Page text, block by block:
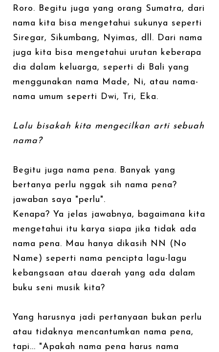
Roro. Begitu juga yang orang Sumatra, dari
nama kita bisa mengetahui sukunya seperti
Siregar, Sikumbang, Nyimas, dll. Dari nama
juga kita bisa mengetahui urutan keberapa
dia dalam keluarga, seperti di Bali yang
menggunakan nama Made, Ni, atau nama-
nama umum seperti Dwi, Tri, Eka.
Lalu bisakah kita mengecilkan arti sebuah
nama?
Begitu juga nama pena. Banyak yang
bertanya perlu nggak sih nama pena?
jawaban saya "perlu".
Kenapa? Ya jelas jawabnya, bagaimana kita
mengetahui itu karya siapa jika tidak ada
nama pena. Mau hanya dikasih NN (No
Name) seperti nama pencipta lagu-lagu
kebangsaan atau daerah yang ada dalam
buku seni musik kita?
Yang harusnya jadi pertanyaan bukan perlu
atau tidaknya mencantumkan nama pena,
tapi... "Apakah nama pena harus nama